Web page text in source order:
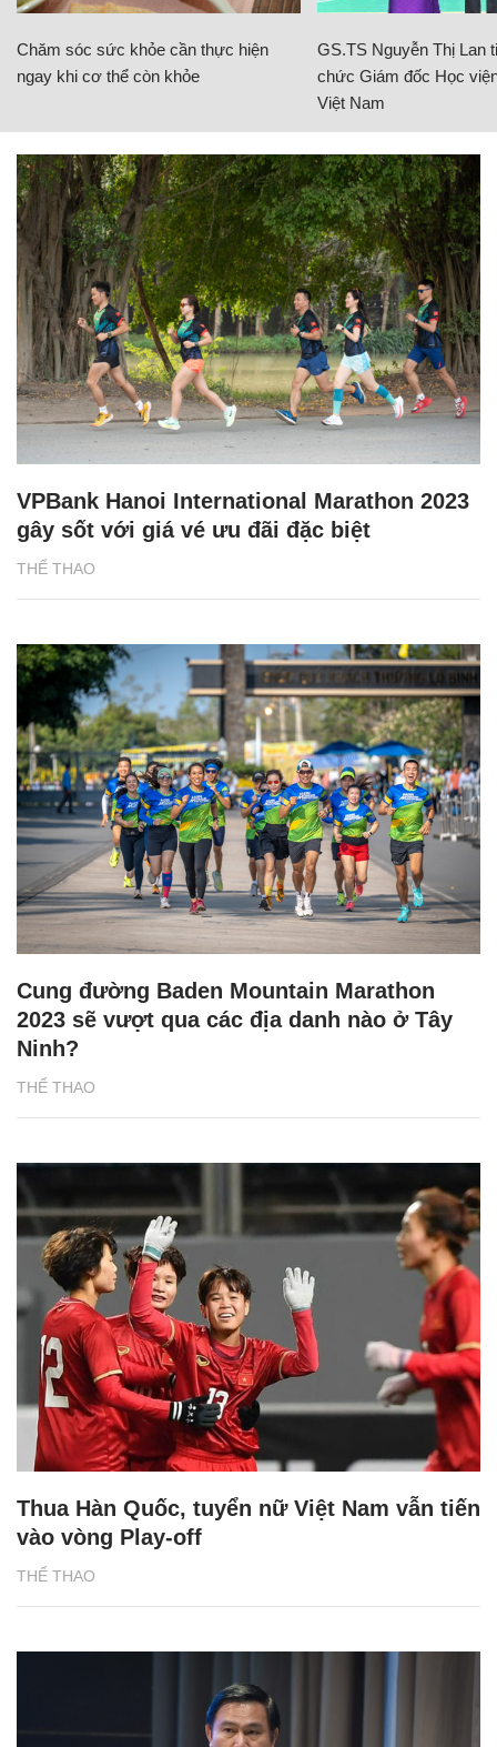
Chăm sóc sức khỏe cần thực hiện
ngay khi cơ thể còn khỏe
GS.TS Nguyễn Thị Lan
chức Giám đốc Học
Việt Nam
THỂ THAO
VPBank Hanoi International Marathon 2023
gây sốt với giá vé ưu đãi đặc biệt
THỂ THAO
Cung đường Baden Mountain Marathon
2023 sẽ vượt qua các địa danh nào ở Tây
Ninh?
THỂ THAO
Thua Hàn Quốc, tuyển nữ Việt Nam vẫn tiến
vào vòng Play-off